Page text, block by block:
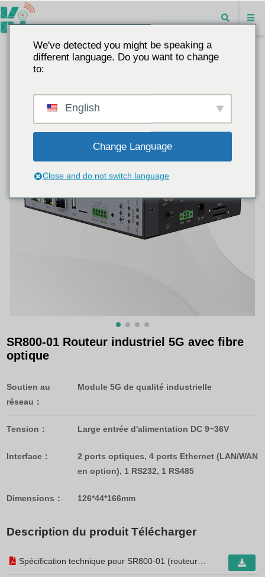
SR800-01 Routeur industriel 5G avec fibre
optique
Soutien au
réseau：
Module 5G de qualité industrielle
Tension： Large entrée d'alimentation DC 9~36V
Interface：
2 ports optiques, 4 ports Ethernet (LAN/WAN
en option), 1 RS232, 1 RS485
Dimensions： 126*44*166mm
Description du produit Télécharger
Spécification technique pour SR800-01 (routeur
We've detected you might be speaking a
different language. Do you want to change
to:
English
Change Language
Close and do not switch language